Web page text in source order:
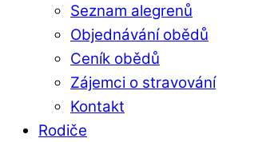
Seznam alegrenů
Objednávání obědů
Ceník obědů
Zájemci o stravování
Kontakt
Rodiče